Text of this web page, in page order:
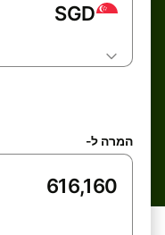
SGD
המרה ל-